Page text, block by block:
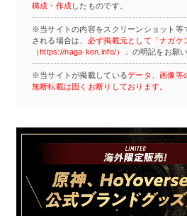
構成・作成したものです。
※当サイトの内容をスクリーンショット等
される場合は、
必ず掲載元として「ナガケ
（https://naga-ken.info/）」 の明記をお願
※当サイトが掲載しているデータ、画像等
無断転載は固くお断りしております。